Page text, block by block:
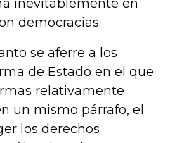
inevitablemente en
democracias.
se aferre a los
de Estado en el que
relativamente
un mismo párrafo, el
los derechos